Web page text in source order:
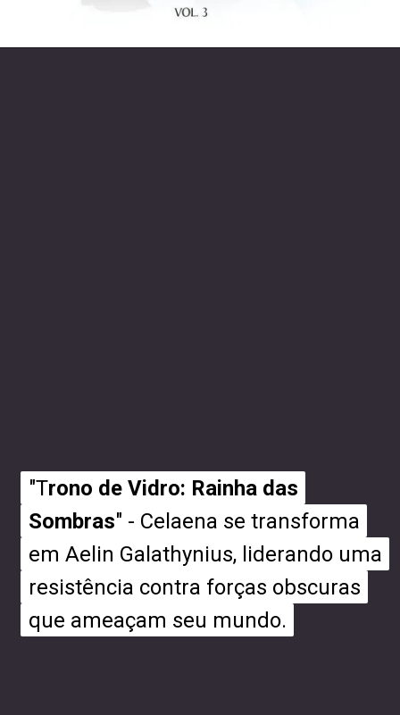
"Trono de Vidro: Rainha das
Sombras" - Celaena se transforma
em Aelin Galathynius, liderando uma
resistência contra forças obscuras
que ameaçam seu mundo.
"Trono de Vidro: Rainha das
Sombras" - Celaena se transforma
em Aelin Galathynius, liderando uma
resistência contra forças obscuras
que ameaçam seu mundo.